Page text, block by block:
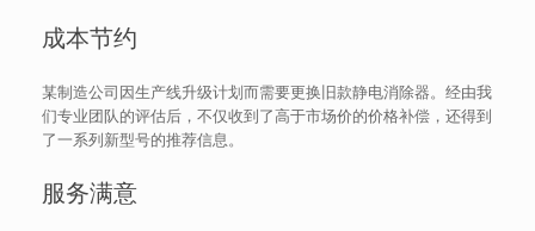
成本节约
某制造公司因生产线升级计划而需要更换旧款静电消除器。经由我
们专业团队的评估后，不仅收到了高于市场价的价格补偿，还得到
了一系列新型号的推荐信息。
服务满意